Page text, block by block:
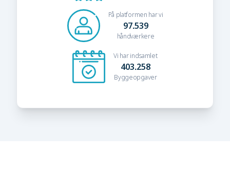
På platformen har vi
97.539
håndværkere
Vi har indsamlet
403.258
Byggeopgaver